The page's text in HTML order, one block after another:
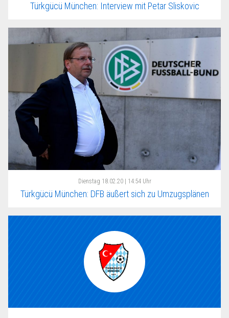
Türkgücü München: Interview mit Petar Sliskovic
Dienstag 18.02.20 | 14:54 Uhr
Türkgücü München: DFB äußert sich zu Umzugsplänen